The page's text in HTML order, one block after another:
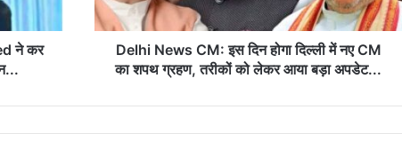
ने कर
में
नए
ग्रहण,
Delhi News CM: इस दिन होगा दिल्ली में नए CM
का शपथ ग्रहण, तरीकों को लेकर आया बड़ा अपडेट...